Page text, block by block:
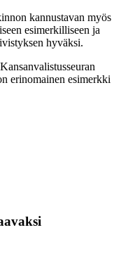
kannustavan myös
esimerkilliseen ja
hyväksi.
erinomainen esimerkki